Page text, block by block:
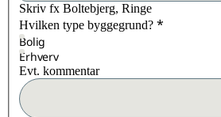
Skriv fx Boltebjerg, Ringe
Hvilken type byggegrund? *
Bolig
Erhverv
Evt. kommentar